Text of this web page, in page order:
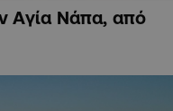
Αγία Νάπα, από